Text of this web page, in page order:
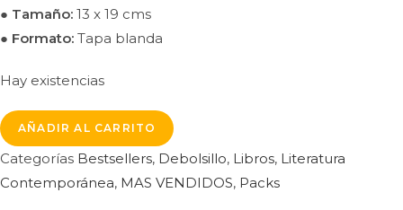
● Tamaño: 13 x 19 cms
● Formato: Tapa blanda
Hay existencias
AÑADIR AL CARRITO
Categorías Bestsellers, Debolsillo, Libros, Literatura
Contemporánea, MAS VENDIDOS, Packs